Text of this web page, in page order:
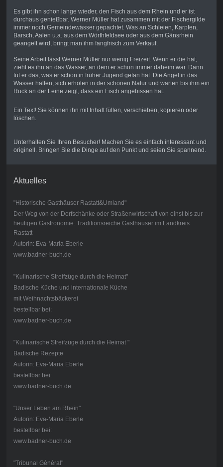
Es gibt ihn schon lange wieder, den Fisch aus dem Rhein und er ist
durchaus genießbar. Werner Müller hat zusammen mit der Fischergilde
immer noch Gemeindewässer gepachtet. Was an Schleien, Karpfen,
Barsch, Aalen u.a. aus dem Wörthfeldsee oder aus dem Gänsrhein
geangelt wird, bringt man ihm fangfrisch zum Verkauf.
Seine Arbeit lässt Werner Müller nur wenig Freizeit. Wenn er die hat,
zieht es ihn an das Wasser, an dem er schon immer daheim war. Dann
tut er das, was er schon in früher Jugend getan hat: Die Angel in das
Wasser halten, sich erholen in der schönen Natur und warten bis ihm ein
Ruck an der Leine zeigt, dass ein Fisch angebissen hat.
Ein Text! Sie können ihn mit Inhalt füllen, verschieben, kopieren oder
löschen.
Unterhalten Sie Ihren Besucher! Machen Sie es einfach interessant und
originell. Bringen Sie die Dinge auf den Punkt und seien Sie spannend.
Aktuelles
"Historische Gasthäuser Rastatt&Umland"
Der Weg von der Dorfschänke oder Straßenwirtschaft von einst bis zur
heutigen Gastronomie. Traditionsreiche Gasthäuser im Landkreis
Rastatt
Autorin: Eva-Maria Eberle
www.badner-buch.de
"Kulinarische Streifzüge durch die Heimat"
Badische Küche und internationale Küche
mit Weihnachtsbäckerei
bestellbar bei:
www.badner-buch.de
"Kulinarische Streifzüge durch die Heimat "
Badische Rezepte
Autorin: Eva-Maria Eberle
bestellbar bei:
www.badner-buch.de
"Unser Leben am Rhein"
Autorin: Eva-Maria Eberle
bestellbar bei:
www.badner-buch.de
"Tribunal Général"